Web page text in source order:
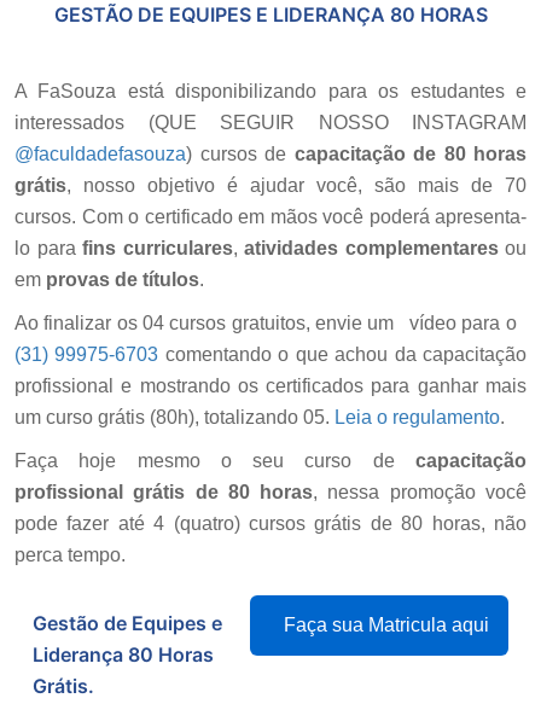
GESTÃO DE EQUIPES E LIDERANÇA 80 HORAS
A FaSouza está disponibilizando para os estudantes e
interessados (QUE SEGUIR NOSSO INSTAGRAM
@faculdadefasouza) cursos de capacitação de 80 horas
grátis, nosso objetivo é ajudar você, são mais de 70
cursos. Com o certificado em mãos você poderá apresenta-
lo para fins curriculares, atividades complementaresou
em provas de títulos.
Ao finalizar os 04 cursos gratuitos, envie um
vídeo para o
(31) 99975-6703 comentando o que achou da capacitação
profissional e mostrando os certificados para ganhar mais
um curso grátis (80h), totalizando 05. Leia o regulamento.
Faça hoje mesmo o seu curso de capacitação
profissional grátis de 80 horas, nessa promoção você
pode fazer até 4 (quatro) cursos grátis de 80 horas, não
perca tempo.
Faça sua Matricula aqui
Gestão de Equipes e
Liderança 80 Horas
Grátis.